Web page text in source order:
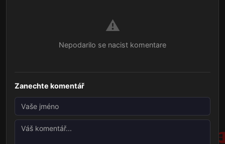
⚠️
Nepodarilo se nacist komentare
Zanechte komentář